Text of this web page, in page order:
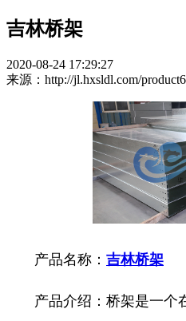
吉林桥架
2020-08-24 17:29:27
来源：http://jl.hxsldl.com/
产品名称： 吉林桥架
产品介绍：桥架是一个